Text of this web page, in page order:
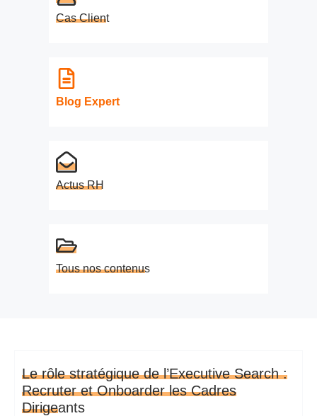
Cas Client
Blog Expert
Actus RH
Tous nos contenus
Le rôle stratégique de l’Executive Search :
Recruter et Onboarder les Cadres
Dirigeants